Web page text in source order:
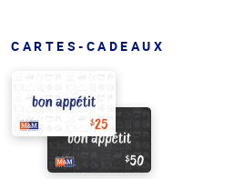
CARTES-CADEAUX